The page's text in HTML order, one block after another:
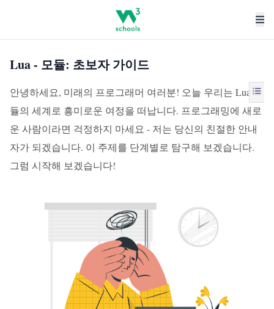
Lua - 모듈: 초보자 가이드
안녕하세요, 미래의 프로그래머 여러분! 오늘 우리는 Lua 모
듈의 세계로 흥미로운 여정을 떠납니다. 프로그래밍에 새로
운 사람이라면 걱정하지 마세요 - 저는 당신의 친절한 안내
자가 되겠습니다. 이 주제를 단계별로 탐구해 보겠습니다.
그럼 시작해 보겠습니다!